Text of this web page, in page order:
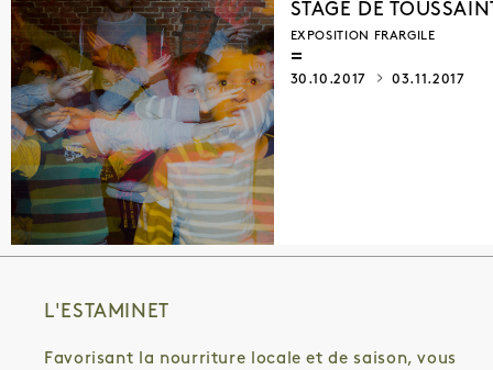
STAGE DE
EXPOSITION FRARGILE
30.10.2017 03.11.2017
L'ESTAMINET
Favorisant la nourriture locale et de saison, vous